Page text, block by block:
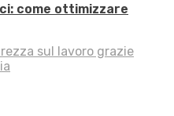
come ottimizzare